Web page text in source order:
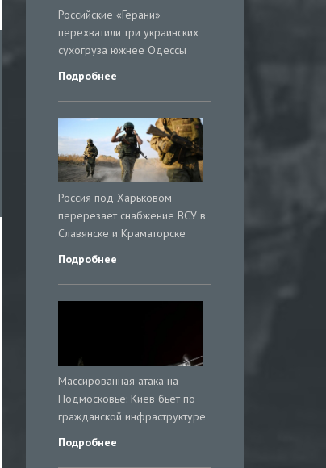
Российские «Герани»
перехватили три украинских
сухогруза южнее Одессы
Подробнее
Россия под Харьковом
перерезает снабжение ВСУ в
Славянске и Краматорске
Подробнее
Массированная атака на
Подмосковье: Киев бьёт по
гражданской инфраструктуре
Подробнее